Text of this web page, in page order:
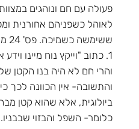
פעולה עם חם ונוהגים
לאוהל כשפניהם אחורנית
ששימשה כשמיכה. פס' 24 מעורר
1. כתוב "וייקץ נוח מיינו
והרי חם לא היה בנו הקטן
והתשובה- אין הכוונה לכך
ביולוגית, אלא שהוא קטן
כלומר- השפל והבזוי שבבניו.